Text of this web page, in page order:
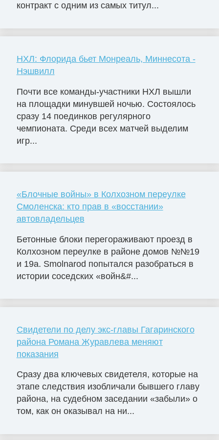
контракт с одним из самых титул...
НХЛ: Флорида бьет Монреаль, Миннесота -
Нэшвилл
Почти все команды-участники НХЛ вышли
на площадки минувшей ночью. Состоялось
сразу 14 поединков регулярного
чемпионата. Среди всех матчей выделим
игр...
«Блочные войны» в Колхозном переулке
Смоленска: кто прав в «восстании»
автовладельцев
Бетонные блоки перегораживают проезд в
Колхозном переулке в районе домов №№19
и 19а. Smolnarod попытался разобраться в
истории соседских «войн&#...
Свидетели по делу экс-главы Гагаринского
района Романа Журавлева меняют
показания
Сразу два ключевых свидетеля, которые на
этапе следствия изобличали бывшего главу
района, на судебном заседании «забыли» о
том, как он оказывал на ни...